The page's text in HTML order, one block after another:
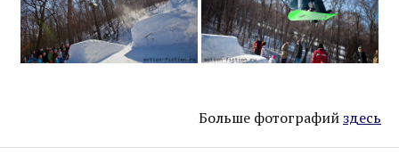
Больше фотографийздесь